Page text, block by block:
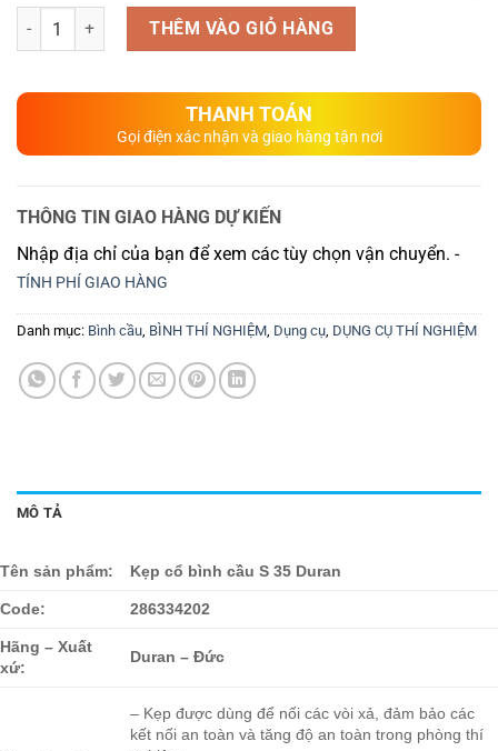
Số lượng THÊM VÀO GIỎ HÀNG
THANH TOÁN
Gọi điện xác nhận và giao hàng tận nơi
THÔNG TIN GIAO HÀNG DỰ KIẾN
Nhập địa chỉ của bạn để xem các tùy chọn vận chuyển. -
TÍNH PHÍ GIAO HÀNG
Danh mục: Bình cầu BÌNH THÍ NGHIỆM Dụng cụ DỤNG CỤ THÍ NGHIỆM
MÔ TẢ
Tên sản phẩm: Kẹp cổ bình cầu S 35 Duran
Code: 286334202
Hãng – Xuất
xứ:
Duran – Đức
– Kẹp được dùng để nối các vòi xả, đảm bảo các
kết nối an toàn và tăng độ an toàn trong phòng thí